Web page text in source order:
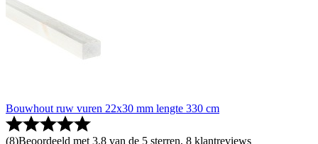
Bouwhout ruw vuren 22x30 mm lengte 330 cm
(8)Beoordeeld met 3.8 van de 5 sterren, 8 klantreviews